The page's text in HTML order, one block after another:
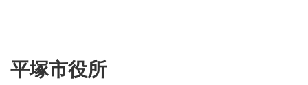
平塚市役所